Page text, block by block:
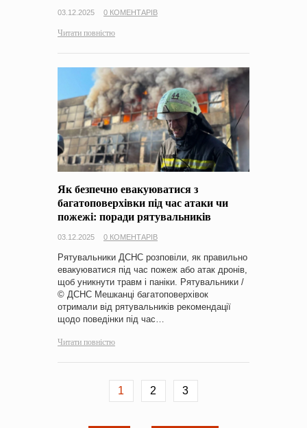
03.12.2025 0 КОМЕНТАРІВ
Читати повністю
Як безпечно евакуюватися з
багатоповерхівки під час атаки чи
пожежі: поради рятувальників
03.12.2025 0 КОМЕНТАРІВ
Рятувальники ДСНС розповіли, як правильно
евакуюватися під час пожеж або атак дронів,
щоб уникнути травм і паніки. Рятувальники /
© ДСНС Мешканці багатоповерхівок
отримали від рятувальників рекомендації
щодо поведінки під час…
Читати повністю
1 2 3